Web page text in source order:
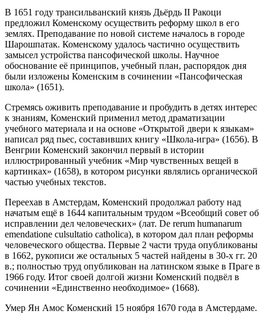
В 1651 году трансильванский князь Дьёрдь II Ракоци
предложил Коменскому осуществить реформу школ в его
землях. Преподавание по новой системе началось в городе
Шарошпатак. Коменскому удалось частично осуществить
замысел устройства пансофической школы. Научное
обоснование её принципов, учебный план, распорядок дня
были изложены Коменским в сочинении «Пансофическая
школа» (1651).
Стремясь оживить преподавание и пробудить в детях интерес
к знаниям, Коменский применил метод драматизации
учебного материала и на основе «Открытой двери к языкам»
написал ряд пьес, составивших книгу «Школа-игра» (1656). В
Венгрии Коменский закончил первый в истории
иллюстрированный учебник «Мир чувственных вещей в
картинках» (1658), в котором рисунки являлись органической
частью учебных текстов.
Переехав в Амстердам, Коменский продолжал работу над
начатым ещё в 1644 капитальным трудом «Всеобщий совет об
исправлении дел человеческих» (лат. De rerum humanarum
emendatione culsultatio catholica), в котором дал план реформы
человеческого общества. Первые 2 части труда опубликованы
в 1662, рукописи же остальных 5 частей найдены в 30-х гг. 20
в.; полностью труд опубликован на латинском языке в Праге в
1966 году. Итог своей долгой жизни Коменский подвёл в
сочинении «Единственно необходимое» (1668).
Умер Ян Амос Коменский 15 ноября 1670 года в Амстердаме.